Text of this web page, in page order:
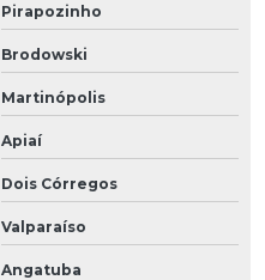
Pirapozinho
Brodowski
Martinópolis
Apiaí
Dois Córregos
Valparaíso
Angatuba